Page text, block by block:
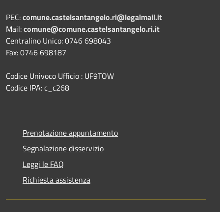
PEC:comune.castelsantangelo.ri@legalmail.it
Mail:comune@comune.castelsantangelo.ri.it
Centralino Unico: 0746 698043
Fax: 0746 698187
Codice Univoco Ufficio : UF9TOW
Codice IPA: c_c268
Prenotazione appuntamento
Segnalazione disservizio
Leggi le FAQ
Richiesta assistenza